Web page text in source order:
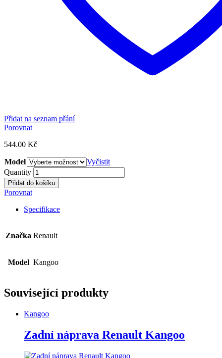
Přidat na seznam přání
Porovnat
544.00 Kč
Model
Vyčistit
Quantity
Přidat do košíku
Porovnat
Specifikace
Značka Renault
Model Kangoo
Související produkty
Kangoo
Zadní náprava Renault Kangoo